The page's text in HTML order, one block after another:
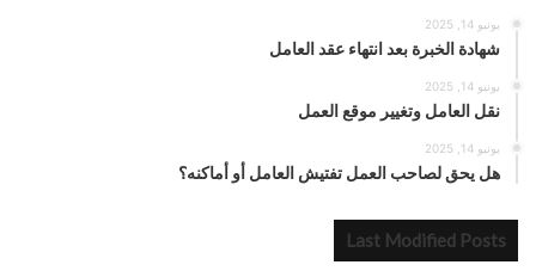
يونيو 14, 2025
شهادة الخبرة بعد انتهاء عقد العامل
يونيو 14, 2025
نقل العامل وتغيير موقع العمل
يونيو 14, 2025
هل يحق لصاحب العمل تفتيش العامل أو أماكنه؟
Last Modified Posts